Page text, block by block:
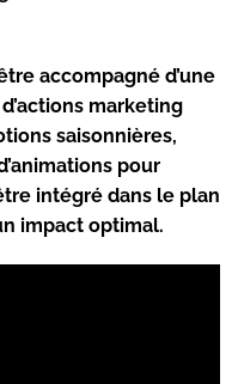
accompagné d’une
marketing
saisonnières,
pour
intégré dans le plan
impact optimal.